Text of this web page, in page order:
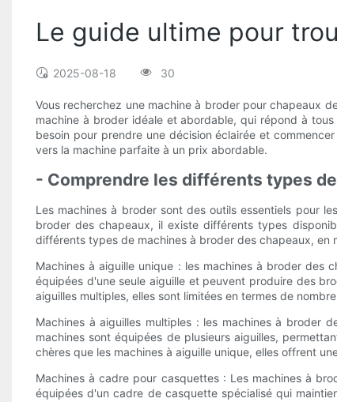
Le guide ultime pour
2025-08-18 30
Vous recherchez une machine à broder pour chapeaux
machine à broder idéale et abordable, qui répond à
besoin pour prendre une décision éclairée et
vers la machine parfaite à un prix abordable.
- Comprendre les différents types
Les machines à broder sont des outils essentiels pour
broder des chapeaux, il existe différents types
différents types de machines à broder des chapeaux,
Machines à aiguille unique : les machines à broder des
équipées d'une seule aiguille et peuvent produire des
aiguilles multiples, elles sont limitées en termes de
Machines à aiguilles multiples : les machines à broder
machines sont équipées de plusieurs aiguilles,
chères que les machines à aiguille unique, elles offrent
Machines à cadre pour casquettes : Les machines à
équipées d'un cadre de casquette spécialisé qui